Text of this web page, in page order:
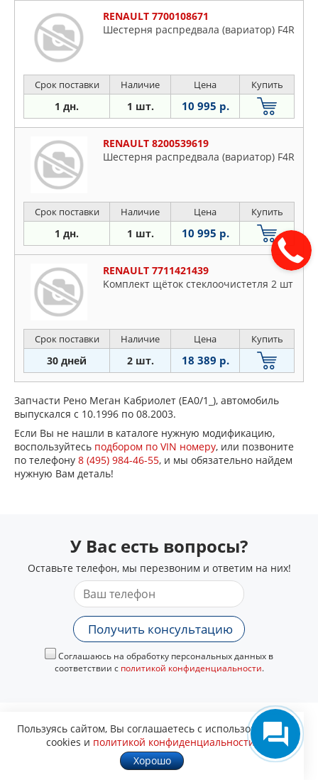
RENAULT 7700108671
Шестерня распредвала (вариатор) F4R
Срок поставки Наличие Цена Купить
1 дн. 1 шт. 10 995 р.
RENAULT 8200539619
Шестерня распредвала (вариатор) F4R
Срок поставки Наличие Цена Купить
1 дн. 1 шт. 10 995 р.
RENAULT 7711421439
Koмплeкт щётoк cтeклooчиcтeтля 2 шт
Срок поставки Наличие Цена Купить
30 дней 2 шт. 18 389 р.
Запчасти Рено Меган Кабриолет (EA0/1_), автомобиль
выпускался с 10.1996 по 08.2003.
Если Вы не нашли в каталоге нужную модификацию,
воспользуйтесь подбором по VIN номеру, или позвоните
по телефону 8 (495) 984-46-55, и мы обязательно найдем
нужную Вам деталь!
У Вас есть вопросы?
Оставьте телефон, мы перезвоним и ответим на них!
Получить консультацию
Соглашаюсь на обработку персональных данных в
соответствии с политикой конфиденциальности.
Пользуясь сайтом, Вы соглашаетесь с использованием
cookies и политикой конфиденциальности
Хорошо